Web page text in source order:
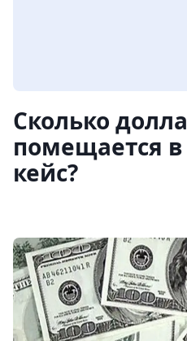
Сколько
помещается
кейс?